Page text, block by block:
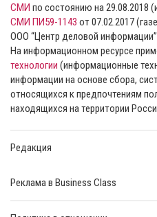
СМИ по состоянию на 29.08.2018
СМИ ПИ59-1143 от 07.02.2017
ООО “Центр деловой информации”
На информационном ресурсе
технологии (информационные
информации на основе сбора,
относящихся к предпочтениям
находящихся на территории
Редакция
Реклама в Business Class